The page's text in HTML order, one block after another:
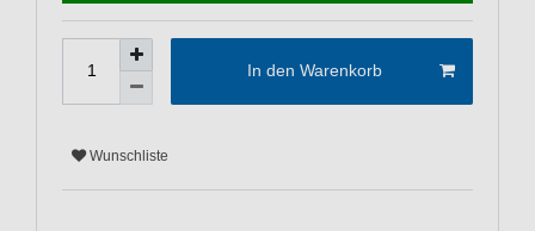
In den Warenkorb
Wunschliste